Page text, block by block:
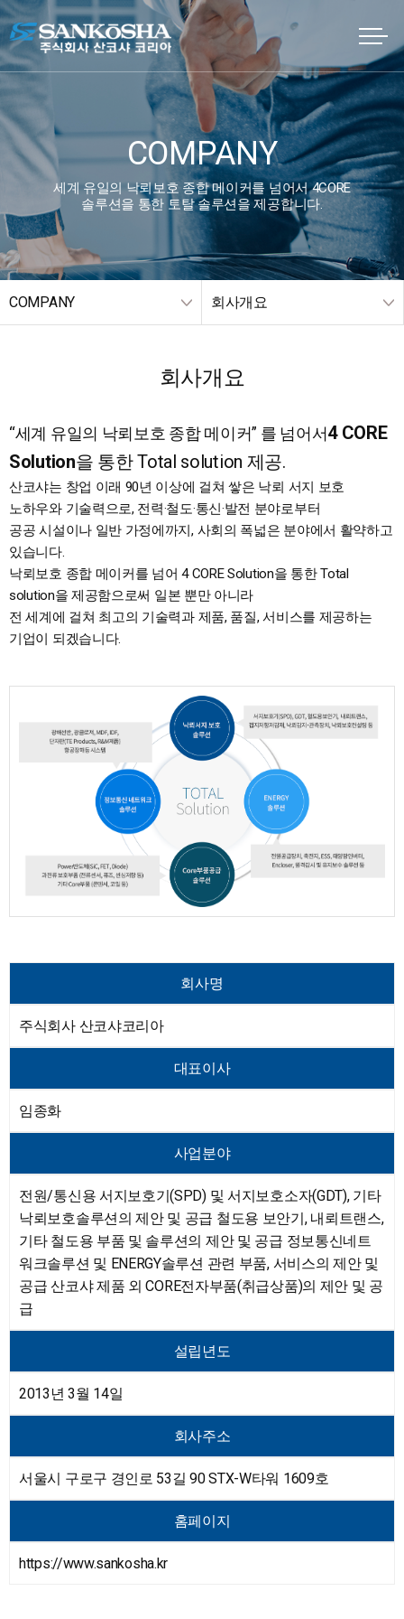
COMPANY
세계 유일의 낙뢰보호 종합 메이커를 넘어서 4CORE
솔루션을 통한 토탈 솔루션을 제공합니다.
COMPANY 회사개요
회사개요
“세계 유일의 낙뢰보호 종합 메이커” 를 넘어서4 CORE
Solution을 통한 Total solution 제공.
산코샤는 창업 이래 90년 이상에 걸쳐 쌓은 낙뢰 서지 보호
노하우와 기술력으로, 전력·철도·통신·발전 분야로부터
공공 시설이나 일반 가정에까지, 사회의 폭넓은 분야에서 활약하고
있습니다.
낙뢰보호 종합 메이커를 넘어 4 CORE Solution을 통한 Total
solution을 제공함으로써 일본 뿐만 아니라
전 세계에 걸쳐 최고의 기술력과 제품, 품질, 서비스를 제공하는
기업이 되겠습니다.
회사명
주식회사 산코샤코리아
대표이사
임종화
사업분야
전원/통신용 서지보호기(SPD) 및 서지보호소자(GDT), 기타
낙뢰보호솔루션의 제안 및 공급 철도용 보안기, 내뢰트랜스,
기타 철도용 부품 및 솔루션의 제안 및 공급 정보통신네트
워크솔루션 및 ENERGY솔루션 관련 부품, 서비스의 제안 및
공급 산코샤 제품 외 CORE전자부품(취급상품)의 제안 및 공
급
설립년도
2013년 3월 14일
회사주소
서울시 구로구 경인로 53길 90 STX-W타워 1609호
홈페이지
https://www.sankosha.kr